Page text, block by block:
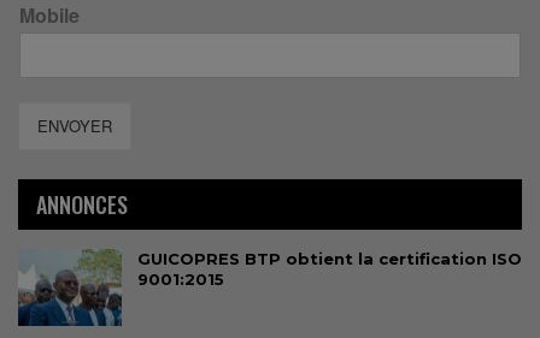
Mobile
ENVOYER
ANNONCES
GUICOPRES BTP obtient la certification ISO
9001:2015